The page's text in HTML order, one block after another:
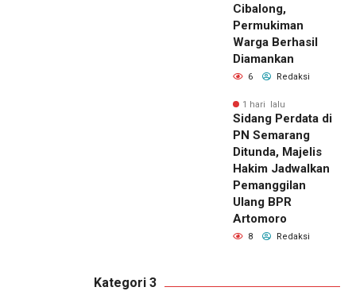
Cibalong,
Permukiman
Warga Berhasil
Diamankan
6 Redaksi
1 hari lalu
Sidang Perdata di
PN Semarang
Ditunda, Majelis
Hakim Jadwalkan
Pemanggilan
Ulang BPR
Artomoro
8 Redaksi
Kategori 3